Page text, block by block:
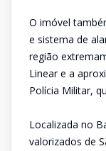
O imóvel
e sistema de
região
Linear e a
Polícia Militar,
Localizada no
valorizados de